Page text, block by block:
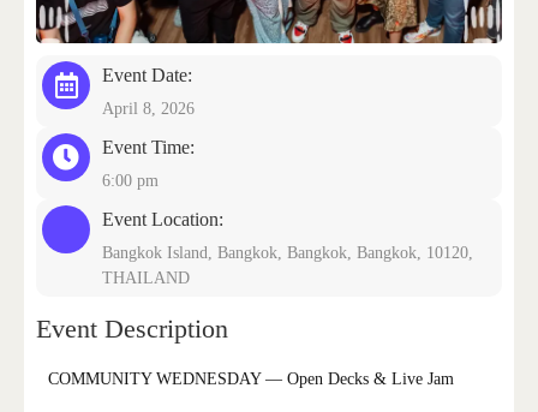
Event Date:
April 8, 2026
Event Time:
6:00 pm
Event Location:
Bangkok Island, Bangkok, Bangkok, Bangkok, 10120,
THAILAND
Event Description
COMMUNITY WEDNESDAY — Open Decks & Live Jam